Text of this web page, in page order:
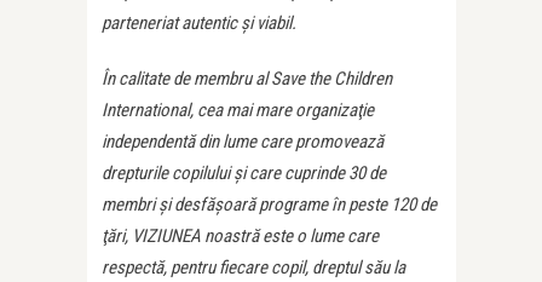
parteneriat autentic şi viabil.
În calitate de membru al Save the Children
International, cea mai mare organizaţie
independentă din lume care promovează
drepturile copilului şi care cuprinde 30 de
membri şi desfăşoară programe în peste 120 de
ţări, VIZIUNEA noastră este o lume care
respectă, pentru fiecare copil, dreptul său la